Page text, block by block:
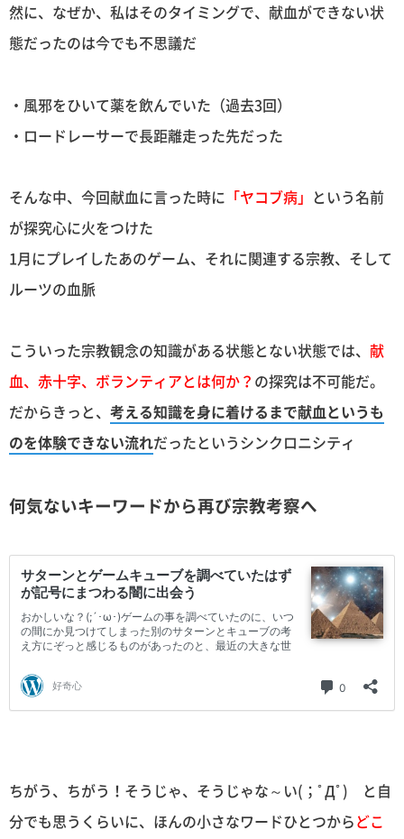
然に、なぜか、私はそのタイミングで、献血ができない状
態だったのは今でも不思議だ
・風邪をひいて薬を飲んでいた（過去3回）
・ロードレーサーで長距離走った先だった
そんな中、今回献血に言った時に 「ヤコブ病」 という名前
が探究心に火をつけた
1月にプレイしたあのゲーム、それに関連する宗教、そして
ルーツの血脈
こういった宗教観念の知識がある状態とない状態では、 献
血、赤十字、ボランティアとは何か？ の探究は不可能だ。
だからきっと、 考える知識を身に着けるまで献血というも
のを体験できない流れだったというシンクロニシティ
何気ないキーワードから再び宗教考察へ
ちがう、ちがう！そうじゃ、そうじゃな～い(；ﾟДﾟ) と自
分でも思うくらいに、ほんの小さなワードひとつからどこ